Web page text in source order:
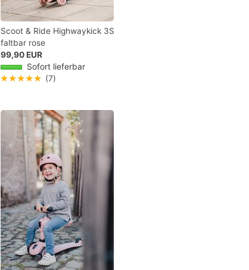
Scoot & Ride Highwaykick 3S
faltbar rose
99,90 EUR
Sofort lieferbar
★★★★★ (7)